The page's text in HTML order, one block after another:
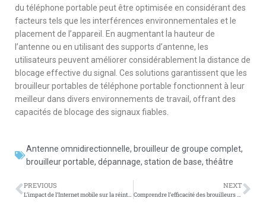
du téléphone portable peut être optimisée en considérant des
facteurs tels que les interférences environnementales et le
placement de l’appareil. En augmentant la hauteur de
l’antenne ou en utilisant des supports d’antenne, les
utilisateurs peuvent améliorer considérablement la distance de
blocage effective du signal. Ces solutions garantissent que les
brouilleur portables de téléphone portable fonctionnent à leur
meilleur dans divers environnements de travail, offrant des
capacités de blocage des signaux fiables.
Antenne omnidirectionnelle, brouilleur de groupe complet,
brouilleur portable, dépannage, station de base, théâtre
PREVIOUS NEXT